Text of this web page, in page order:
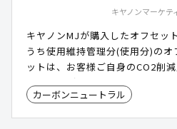
キヤノンマーケテ
キヤノンMJが購入したオフセッ
うち使用維持管理分(使用分)のオ
ットは、お客様ご自身のCO2削
だくことができます
カーボンニュートラル